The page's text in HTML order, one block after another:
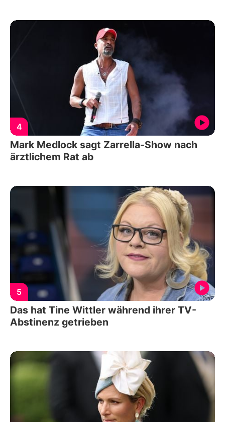
4
Mark Medlock sagt Zarrella-Show nach
ärztlichem Rat ab
5
Das hat Tine Wittler während ihrer TV-
Abstinenz getrieben